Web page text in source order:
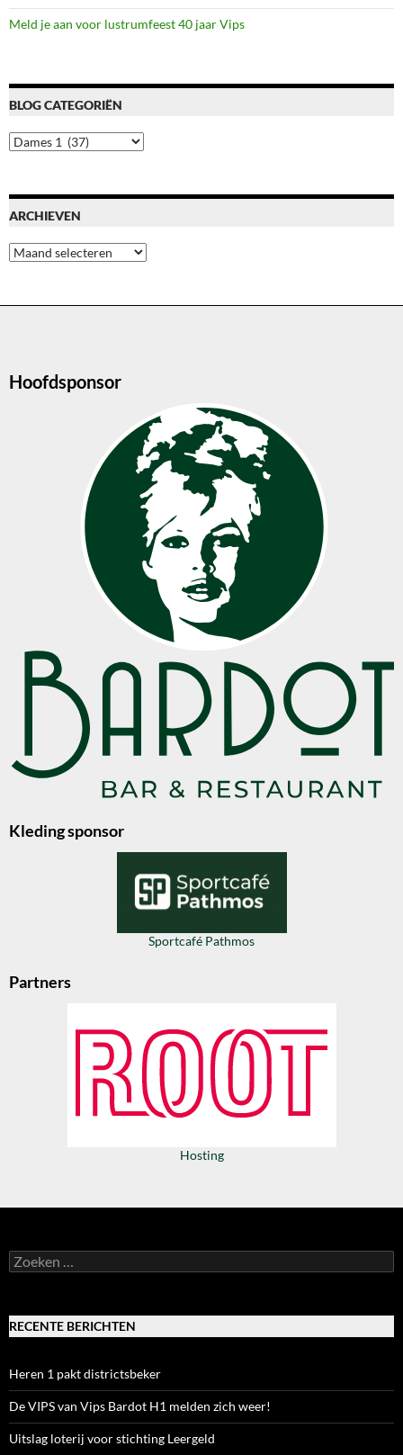
Meld je aan voor lustrumfeest 40 jaar Vips
BLOG CATEGORIËN
Blog
categoriën
ARCHIEVEN
Archieven
Hoofdsponsor
Kleding sponsor
Sportcafé Pathmos
Partners
Hosting
Zoeken
naar:
RECENTE BERICHTEN
Heren 1 pakt districtsbeker
De VIPS van Vips Bardot H1 melden zich weer!
Uitslag loterij voor stichting Leergeld